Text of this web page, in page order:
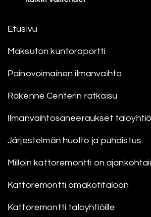
Etusivu
Maksuton kuntoraportti
Painovoimainen ilmanvaihto
Rakenne Centerin ratkaisu
Ilmanvaihtosaneeraukset
Järjestelmän huolto ja puhdistus
Milloin kattoremontti on
Kattoremontti omakotitaloon
Kattoremontti taloyhtiöille